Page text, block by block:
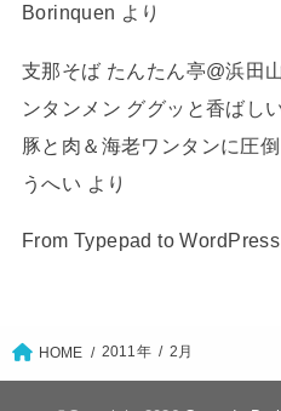
Borinquen より
支那そば たんたん亭@浜田
ンタンメン ググッと香ばし
豚と肉＆海老ワンタンに圧
うへい より
From Typepad to WordPress
HOME 2011年 2月